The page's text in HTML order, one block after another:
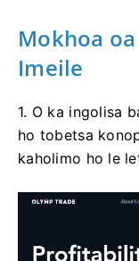
Mokhoa
Imeile
1. O ka ingolisa
ho tobetsa
kaholimo ho le